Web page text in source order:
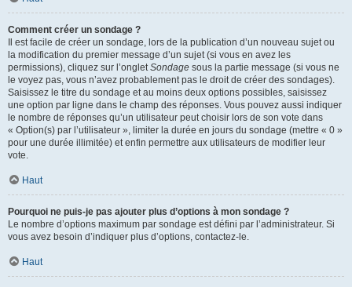
Comment créer un sondage ?
Il est facile de créer un sondage, lors de la publication d’un nouveau sujet ou
la modification du premier message d’un sujet (si vous en avez les
permissions), cliquez sur l’ongletSondage sous la partie message (si vous ne
le voyez pas, vous n’avez probablement pas le droit de créer des sondages).
Saisissez le titre du sondage et au moins deux options possibles, saisissez
une option par ligne dans le champ des réponses. Vous pouvez aussi indiquer
le nombre de réponses qu’un utilisateur peut choisir lors de son vote dans
« Option(s) par l’utilisateur », limiter la durée en jours du sondage (mettre « 0 »
pour une durée illimitée) et enfin permettre aux utilisateurs de modifier leur
vote.
Haut
Pourquoi ne puis-je pas ajouter plus d’options à mon sondage ?
Le nombre d’options maximum par sondage est défini par l’administrateur. Si
vous avez besoin d’indiquer plus d’options, contactez-le.
Haut